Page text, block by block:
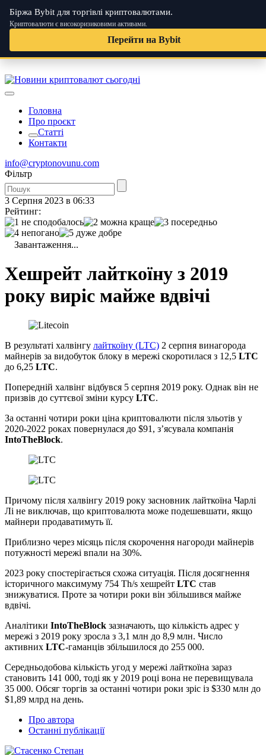
Біржа Bybit для торгівлі криптовалютами.
Криптовалюти є високоризиковими активами.
Перейти на Bybit
to
content
Головна
Про проєкт
Статті
Контакти
info@cryptonovunu.com
Фiльтр
3 Серпня 2023 в 06:33
Рейтинг:
Завантаження...
Хешрейт лайткоїну з 2019
року виріс майже вдвічі
В результаті халвінгу лайткоїну (LTC) 2 серпня винагорода
майнерів за видобуток блоку в мережі скоротилася з 12,5 LTC
до 6,25 LTC.
Попередній халвінг відбувся 5 серпня 2019 року. Однак він не
призвів до суттєвої зміни курсу LTC.
За останні чотири роки ціна криптовалюти після зльотів у
2020-2022 роках повернулася до $91, з’ясувала компанія
IntoTheBlock.
Причому після халвінгу 2019 року засновник лайткоїна Чарлі
Лі не виключав, що криптовалюта може подешевшати, якщо
майнери продаватимуть її.
Приблизно через місяць після скорочення нагороди майнерів
потужності мережі впали на 30%.
2023 року спостерігається схожа ситуація. Після досягнення
історичного максимуму 754 Th/s хешрейт LTC став
знижуватися. Проте за чотири роки він збільшився майже
вдвічі.
Аналітики IntoTheBlock зазначають, що кількість адрес у
мережі з 2019 року зросла з 3,1 млн до 8,9 млн. Число
активних LTC-гаманців збільшилося до 255 000.
Середньодобова кількість угод у мережі лайткоїна зараз
становить 141 000, тоді як у 2019 році вона не перевищувала
35 000. Обсяг торгів за останні чотири роки зріс із $330 млн до
$1,89 млрд на день.
Про автора
Останні публікації